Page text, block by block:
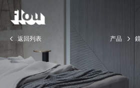
返回列表 产品